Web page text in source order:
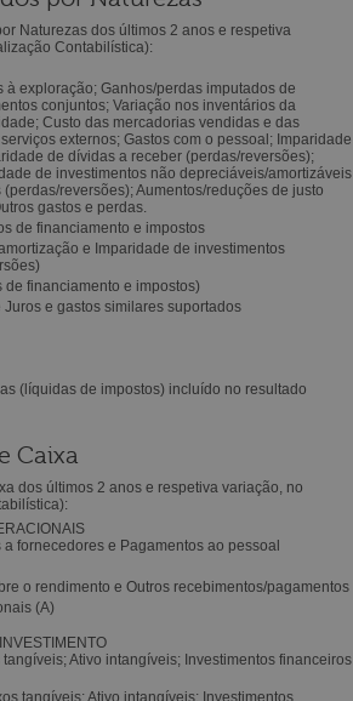
Naturezas dos últimos 2 anos e respetiva
Contabilística):
exploração; Ganhos/perdas imputados de
conjuntos; Variação nos inventários da
Custo das mercadorias vendidas e das
externos; Gastos com o pessoal; Imparidade
de dívidas a receber (perdas/reversões);
de investimentos não depreciáveis/amortizáveis
reversões); Aumentos/reduções de justo
gastos e perdas.
de financiamento e impostos
e Imparidade de investimentos
financiamento e impostos)
e gastos similares suportados
(líquidas de impostos) incluído no resultado
Caixa
dos últimos 2 anos e respetiva variação, no
fornecedores e Pagamentos ao pessoal
o rendimento e Outros recebimentos/pagamentos
(A)
Ativo intangíveis; Investimentos financeiros
tangíveis; Ativo intangíveis; Investimentos